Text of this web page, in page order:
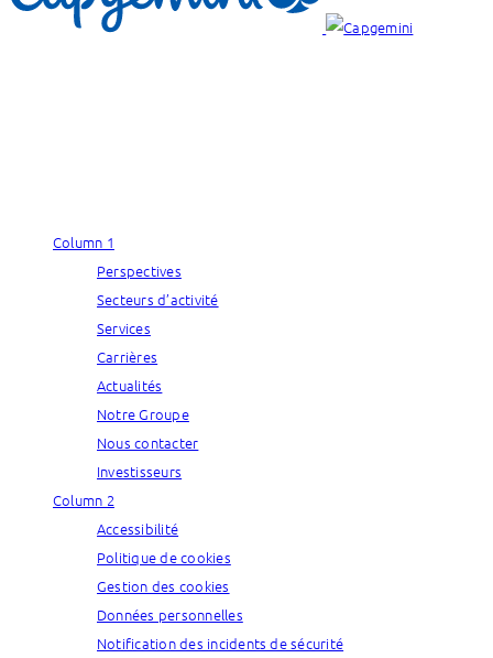
Column 1
Perspectives
Secteurs d’activité
Services
Carrières
Actualités
Notre Groupe
Nous contacter
Investisseurs
Column 2
Accessibilité
Politique de cookies
Gestion des cookies
Données personnelles
Notification des incidents de sécurité